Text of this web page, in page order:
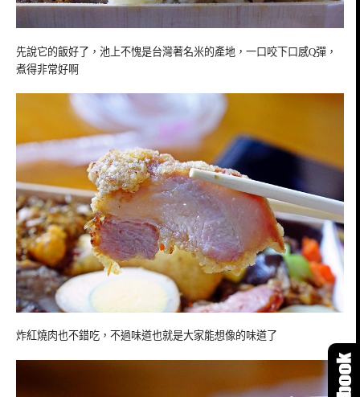
先說它的飯好了，池上不愧是台灣著名米的產地，一口咬下口感Q彈，
煮得非常好啊
炸紅燒肉也不錯吃，不過味道也就是大家能想像的味道了